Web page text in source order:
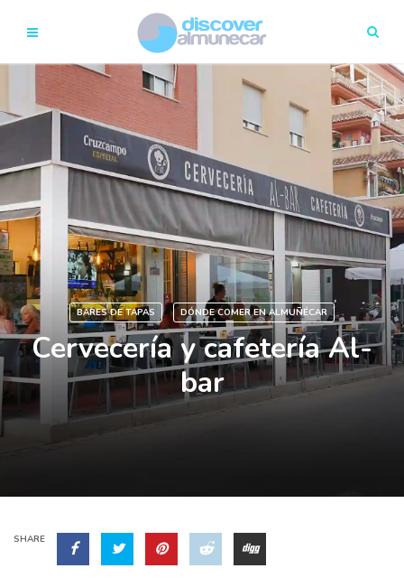
BARES DE TAPAS DÓNDE COMER EN ALMUÑÉCAR
Cervecería y cafetería Al-
bar
SHARE